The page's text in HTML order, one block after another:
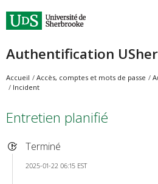
Authentification
Accueil Accès, comptes et mots de passe
Incident
Entretien planifié
Terminé
2025-01-22 06:15 EST